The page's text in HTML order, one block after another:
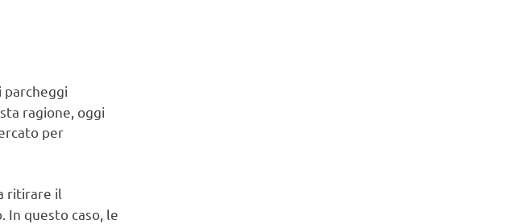
ragione, oggi
per
ritirare il
In questo caso, le